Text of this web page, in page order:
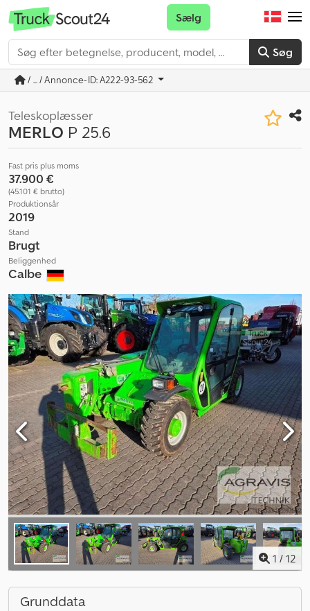
Søg
Sælg
/ ... / Annonce-ID: A222-93-562
Teleskoplæsser
MERLO P 25.6
Fast pris plus moms
37.900 €
(45.101 € brutto)
Produktionsår
2019
Stand
Brugt
Beliggenhed
Calbe
1 / 12
Grunddata